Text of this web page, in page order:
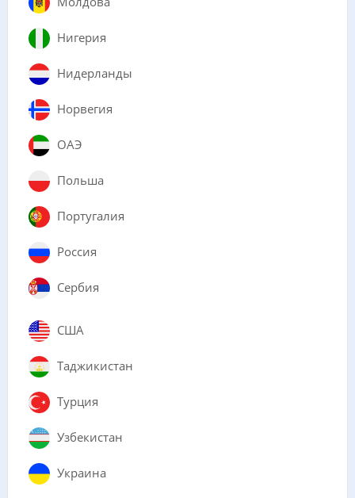
Нигерия
Нидерланды
Норвегия
ОАЭ
Польша
Португалия
Россия
Сербия
США
Таджикистан
Турция
Узбекистан
Украина